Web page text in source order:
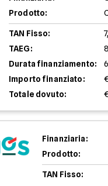
Prodotto:
TAN Fisso:
TAEG:
Durata finanziamento:
Importo finanziato:
Totale dovuto:
Finanziaria:
Prodotto:
TAN Fisso: